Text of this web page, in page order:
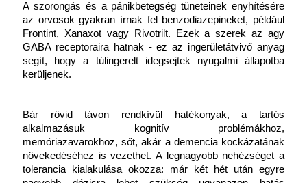
A szorongás és a pánikbetegség tüneteinek enyhítésére
az orvosok gyakran írnak fel benzodiazepineket, például
Frontint, Xanaxot vagy Rivotrilt. Ezek a szerek az agy
GABA receptoraira hatnak - ez az ingerületátvivő anyag
segít, hogy a túlingerelt idegsejtek nyugalmi állapotba
kerüljenek.
Bár rövid távon rendkívül hatékonyak, a tartós
alkalmazásuk kognitív problémákhoz,
memóriazavarokhoz, sőt, akár a demencia kockázatának
növekedéséhez is vezethet. A legnagyobb nehézséget a
tolerancia kialakulása okozza: már két hét után egyre